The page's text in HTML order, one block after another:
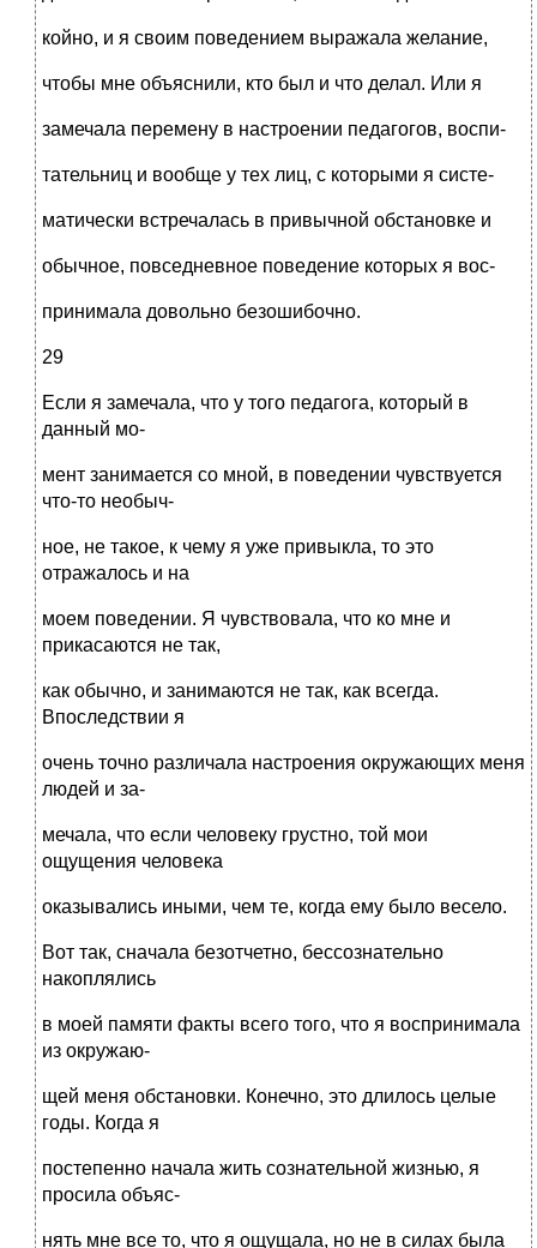
койно, и я своим поведением выражала желание,
чтобы мне объяснили, кто был и что делал. Или я
замечала перемену в настроении педагогов, воспи-
тательниц и вообще у тех лиц, с которыми я систе-
матически встречалась в привычной обстановке и
обычное, повседневное поведение которых я вос-
принимала довольно безошибочно.
29
Если я замечала, что у того педагога, который в
данный мо-
мент занимается со мной, в поведении чувствуется
что-то необыч-
ное, не такое, к чему я уже привыкла, то это
отражалось и на
моем поведении. Я чувствовала, что ко мне и
прикасаются не так,
как обычно, и занимаются не так, как всегда.
Впоследствии я
очень точно различала настроения окружающих меня
людей и за-
мечала, что если человеку грустно, той мои
ощущения человека
оказывались иными, чем те, когда ему было весело.
Вот так, сначала безотчетно, бессознательно
накоплялись
в моей памяти факты всего того, что я воспринимала
из окружаю-
щей меня обстановки. Конечно, это длилось целые
годы. Когда я
постепенно начала жить сознательной жизнью, я
просила объяс-
нять мне все то, что я ощущала, но не в силах была